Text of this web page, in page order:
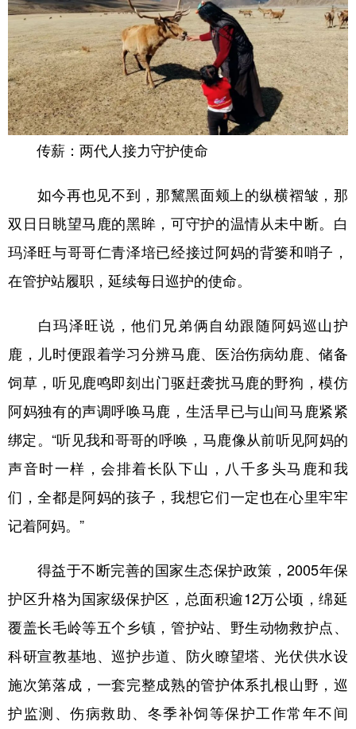
传薪：两代人接力守护使命
如今再也见不到，那黧黑面颊上的纵横褶皱，那
双日日眺望马鹿的黑眸，可守护的温情从未中断。白
玛泽旺与哥哥仁青泽培已经接过阿妈的背篓和哨子，
在管护站履职，延续每日巡护的使命。
白玛泽旺说，他们兄弟俩自幼跟随阿妈巡山护
鹿，儿时便跟着学习分辨马鹿、医治伤病幼鹿、储备
饲草，听见鹿鸣即刻出门驱赶袭扰马鹿的野狗，模仿
阿妈独有的声调呼唤马鹿，生活早已与山间马鹿紧紧
绑定。“听见我和哥哥的呼唤，马鹿像从前听见阿妈的
声音时一样，会排着长队下山，八千多头马鹿和我
们，全都是阿妈的孩子，我想它们一定也在心里牢牢
记着阿妈。”
得益于不断完善的国家生态保护政策，2005年保
护区升格为国家级保护区，总面积逾12万公顷，绵延
覆盖长毛岭等五个乡镇，管护站、野生动物救护点、
科研宣教基地、巡护步道、防火瞭望塔、光伏供水设
施次第落成，一套完整成熟的管护体系扎根山野，巡
护监测、伤病救助、冬季补饲等保护工作常年不间